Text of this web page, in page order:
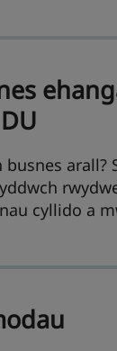
arall?
cyllido a